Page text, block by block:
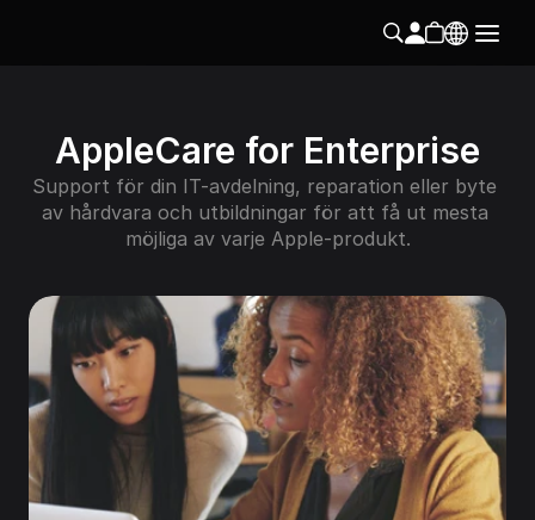
AppleCare for Enterprise
Support för din IT-avdelning, reparation eller byte
av hårdvara och utbildningar för att få ut mesta
möjliga av varje Apple-produkt.